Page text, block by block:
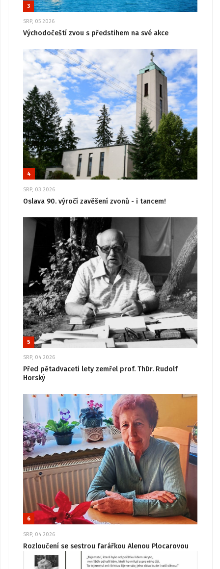
3
SRP, 05 2026
Východočeští zvou s předstihem na své akce
4
SRP, 03 2026
Oslava 90. výročí zavěšení zvonů - i tancem!
5
SRP, 04 2026
Před pětadvaceti lety zemřel prof. ThDr. Rudolf
Horský
6
SRP, 04 2026
Rozloučení se sestrou farářkou Alenou Plocarovou